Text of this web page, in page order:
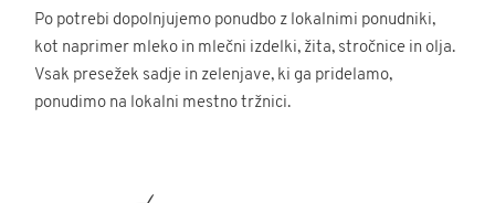
Po potrebi dopolnjujemo ponudbo z lokalnimi ponudniki,
kot naprimer mleko in mlečni izdelki, žita, stročnice in olja.
Vsak presežek sadje in zelenjave, ki ga pridelamo,
ponudimo na lokalni mestno tržnici.